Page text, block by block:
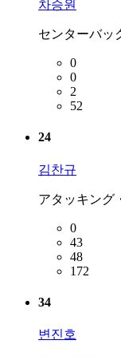
차승원
センターバッ
0
0
2
52
24
김찬규
アタッキング
0
43
48
172
34
변진호